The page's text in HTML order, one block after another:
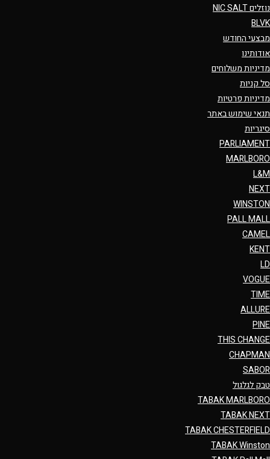
נוזלים NIC SALT
BLVK
מבצעי החודש
אודותינו
מדיניות משלוחים
סל קניות
מדיניות פרטיות
תנאי שימוש באתר
סיגריות
PARLIAMENT
MARLBORO
L&M
NEXT
WINSTON
PALL MALL
CAMEL
KENT
LD
VOGUE
TIME
ALLURE
PINE
THIS CHANGE
CHAPMAN
SABOR
טבק לגלגול
TABAK MARLBORO
TABAK NEXT
TABAK CHESTERFIELD
TABAK Winston